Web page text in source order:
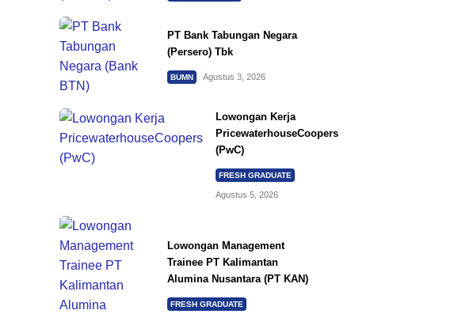
PT Bank Tabungan Negara
(Persero) Tbk
BUMN Agustus 3, 2026
Lowongan Kerja
PricewaterhouseCoopers
(PwC)
FRESH GRADUATE
Agustus 5, 2026
Lowongan Management
Trainee PT Kalimantan
Alumina Nusantara (PT KAN)
FRESH GRADUATE